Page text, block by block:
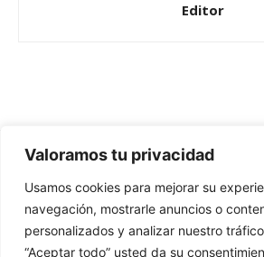
Valoramos tu privacidad
Usamos cookies para mejorar su
navegación, mostrarle anuncios o
personalizados y analizar nuestro
“Aceptar todo” usted da su
Editor
Redes Cristianas
Una mirada alternativa sobre la Iglesia católica
- Colectivos de Redes Cristianas